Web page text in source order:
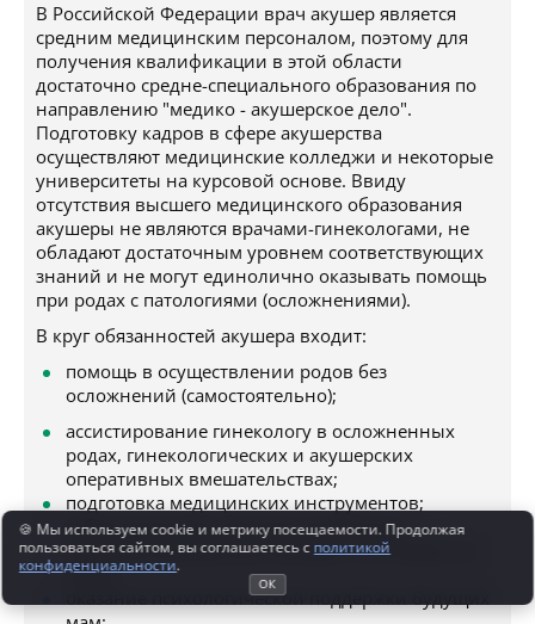
В Российской Федерации врач акушер является
средним медицинским персоналом, поэтому для
получения квалификации в этой области
достаточно средне-специального образования по
направлению "медико - акушерское дело".
Подготовку кадров в сфере акушерства
осуществляют медицинские колледжи и некоторые
университеты на курсовой основе. Ввиду
отсутствия высшего медицинского образования
акушеры не являются врачами-гинекологами, не
обладают достаточным уровнем соответствующих
знаний и не могут единолично оказывать помощь
при родах с патологиями (осложнениями).
В круг обязанностей акушера входит:
помощь в осуществлении родов без
осложнений (самостоятельно);
ассистирование гинекологу в осложненных
родах, гинекологических и акушерских
оперативных вмешательствах;
подготовка медицинских инструментов;
забор анализов и мазков у пациенток;
патронаж беременных женщин, состоящих на
учете;
оказание психологической поддержки будущих
🍪 Мы используем cookie и метрику посещаемости. Продолжая
пользоваться сайтом, вы соглашаетесь с политикой
конфиденциальности.
ОК